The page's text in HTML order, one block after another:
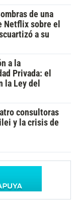
de una
Netflix sobre el
a su
a la
Privada: el
la Ley del
consultoras
y la crisis de